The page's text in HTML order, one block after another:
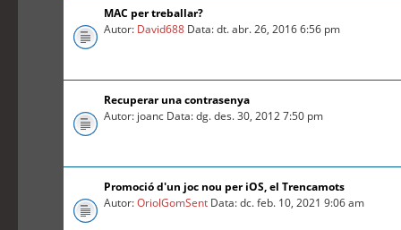
MAC per treballar?
Autor: David688 Data: dt. abr. 26, 2016 6:56 pm
Recuperar una contrasenya
Autor: joanc Data: dg. des. 30, 2012 7:50 pm
Promoció d'un joc nou per iOS, el Trencamots
Autor:OriolGomSent Data: dc. feb. 10, 2021 9:06 am